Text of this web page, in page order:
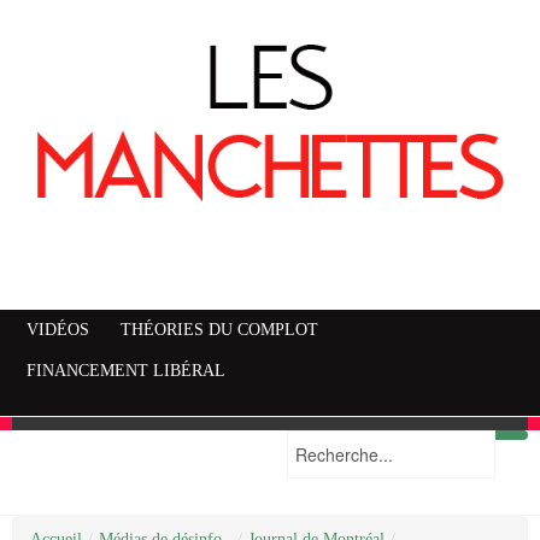
VIDÉOS THÉORIES DU COMPLOT
FINANCEMENT LIBÉRAL